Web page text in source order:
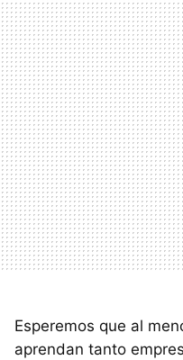
Esperemos que al
aprendan tanto